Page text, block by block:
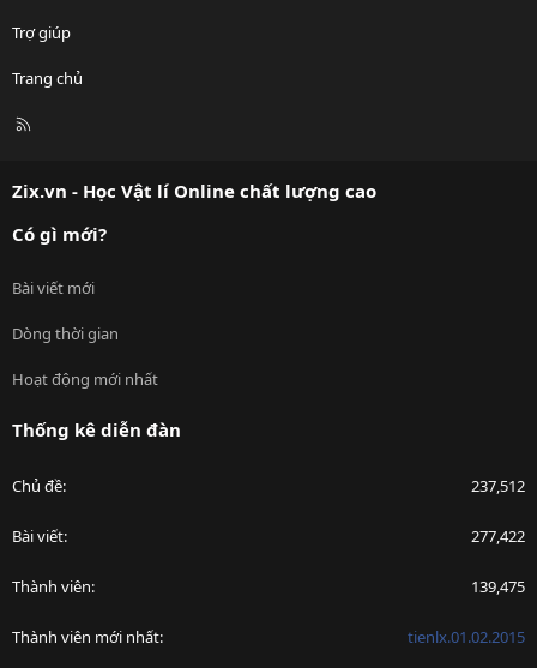
Trợ giúp
Trang chủ
R
Zix.vn - Học Vật lí Online chất lượng cao
Có gì mới?
Bài viết mới
Dòng thời gian
Hoạt động mới nhất
Thống kê diễn đàn
Chủ đề 237,512
Bài viết 277,422
Thành viên 139,475
Thành viên mới nhất tienlx.01.02.2015